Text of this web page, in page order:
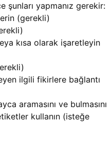
şunları yapmanız gerekir:
(gerekli)
kısa olarak işaretleyin
ilgili fikirlere bağlantı
aramasını ve bulmasını
kullanın (isteğe